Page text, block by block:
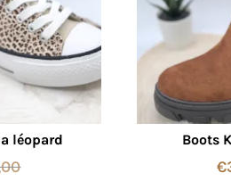
léopard Boots
€